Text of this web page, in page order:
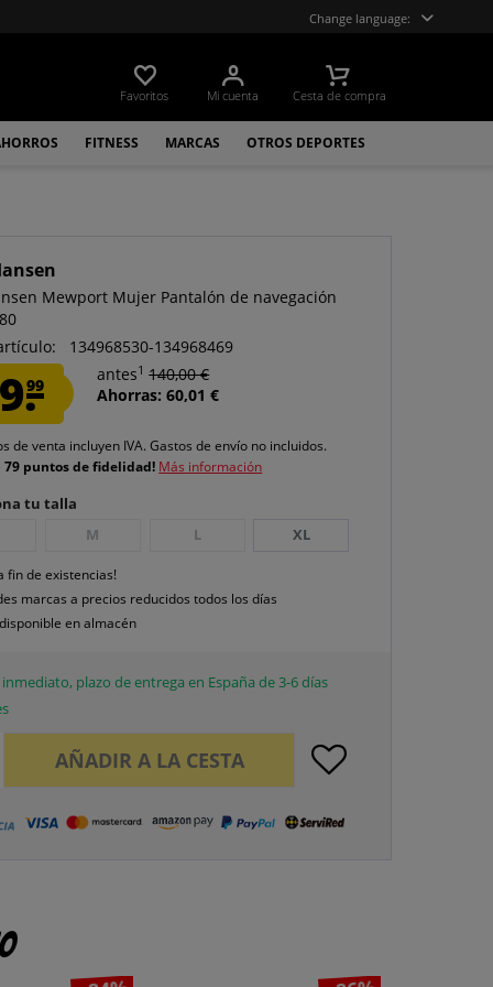
Change language:
Favoritos Mi cuenta Cesta de compra
FITNESS MARCAS OTROS DEPORTES
Mewport Mujer Pantalón de navegación
134968530-134968469
99
antes1 140,00 €
Ahorras: 60,01 €
de venta incluyen IVA.Gastos de envío no incluidos.
79 puntos de fidelidad! Más información
tu talla
M
L XL
fin de existencias!
marcas a precios reducidos todos los días
en almacén
plazo de entrega en España de 3-6 días
AÑADIR A LA CESTA